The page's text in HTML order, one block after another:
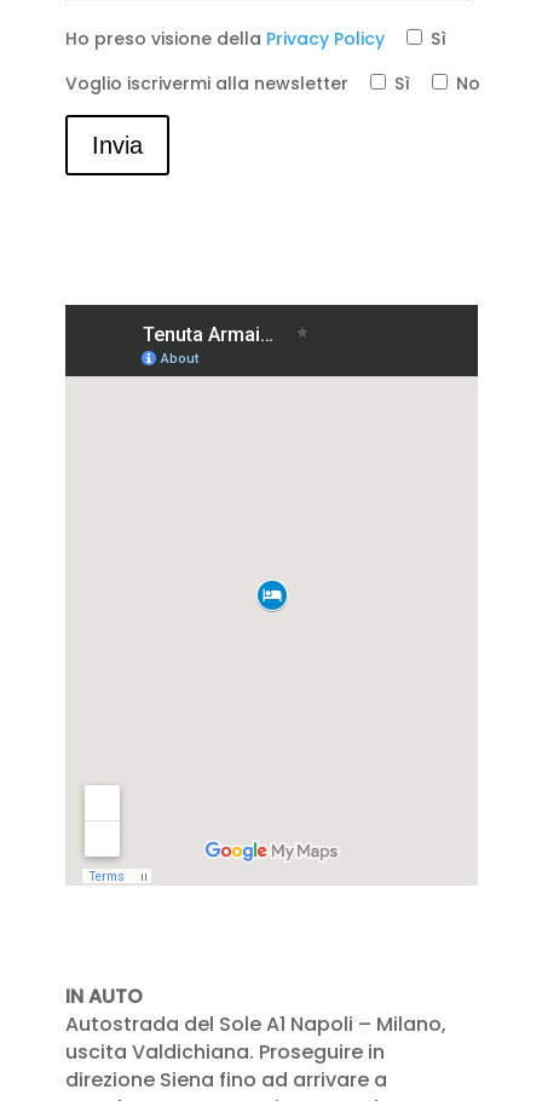
Ho preso visione della Privacy Policy
Sì
Voglio iscrivermi alla newsletter
Sì No
IN AUTO
Autostrada del Sole A1 Napoli – Milano,
uscita Valdichiana. Proseguire in
direzione Siena fino ad arrivare a